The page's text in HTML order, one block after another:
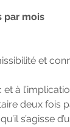
par mois
et
à
deux fois
s’agisse